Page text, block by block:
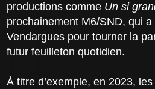
productions comme Un si
prochainement M6/SND, qui
Vendargues pour tourner la
futur feuilleton quotidien.
À titre d’exemple, en 2023,